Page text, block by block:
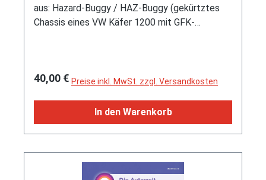
aus: Hazard-Buggy / HAZ-Buggy (gekürtztes
Chassis eines VW Käfer 1200 mit GFK-
Gisela Kühn Stadtbahnstraße 94 2000 Hamburg
gleicher Anschrift (1990-1992), Motor:
Volkswagen Typ 122/2 1,2 l luftgekühlter
Vierzylinder-Boxer-Viertakt-Otto mit einem
Solex 28 PICT-1 Fallstromvergaser und einer
zentralen Nockenwelle sowie OHV-
Regulärer Preis:
40,00 € Preise inkl. MwSt. zzgl. Versandkosten
In den Warenkorb